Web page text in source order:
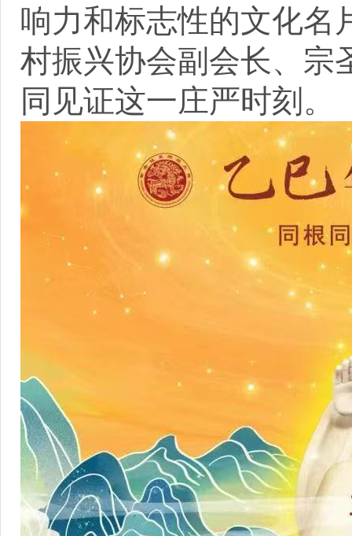
响力和标志性的文化名
村振兴协会副会长、宗
同见证这一庄严时刻。